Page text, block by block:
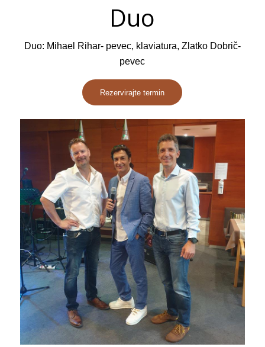
Duo
Duo: Mihael Rihar- pevec, klaviatura, Zlatko Dobrič-
pevec
Rezervirajte termin